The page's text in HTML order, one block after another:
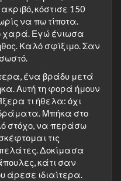
κόστισε 150
να πω τίποτα.
χαρά. Εγώ ένιωσα
Καλό σφίξιμο. Σαν
ένα βράδυ μετά
Αυτή τη φορά ήμουν
τι ήθελα: όχι
Μπήκα στο
στόχο, να περάσω
τις
Δοκίμασα
κάτι σαν
άρεσε ιδιαίτερα.